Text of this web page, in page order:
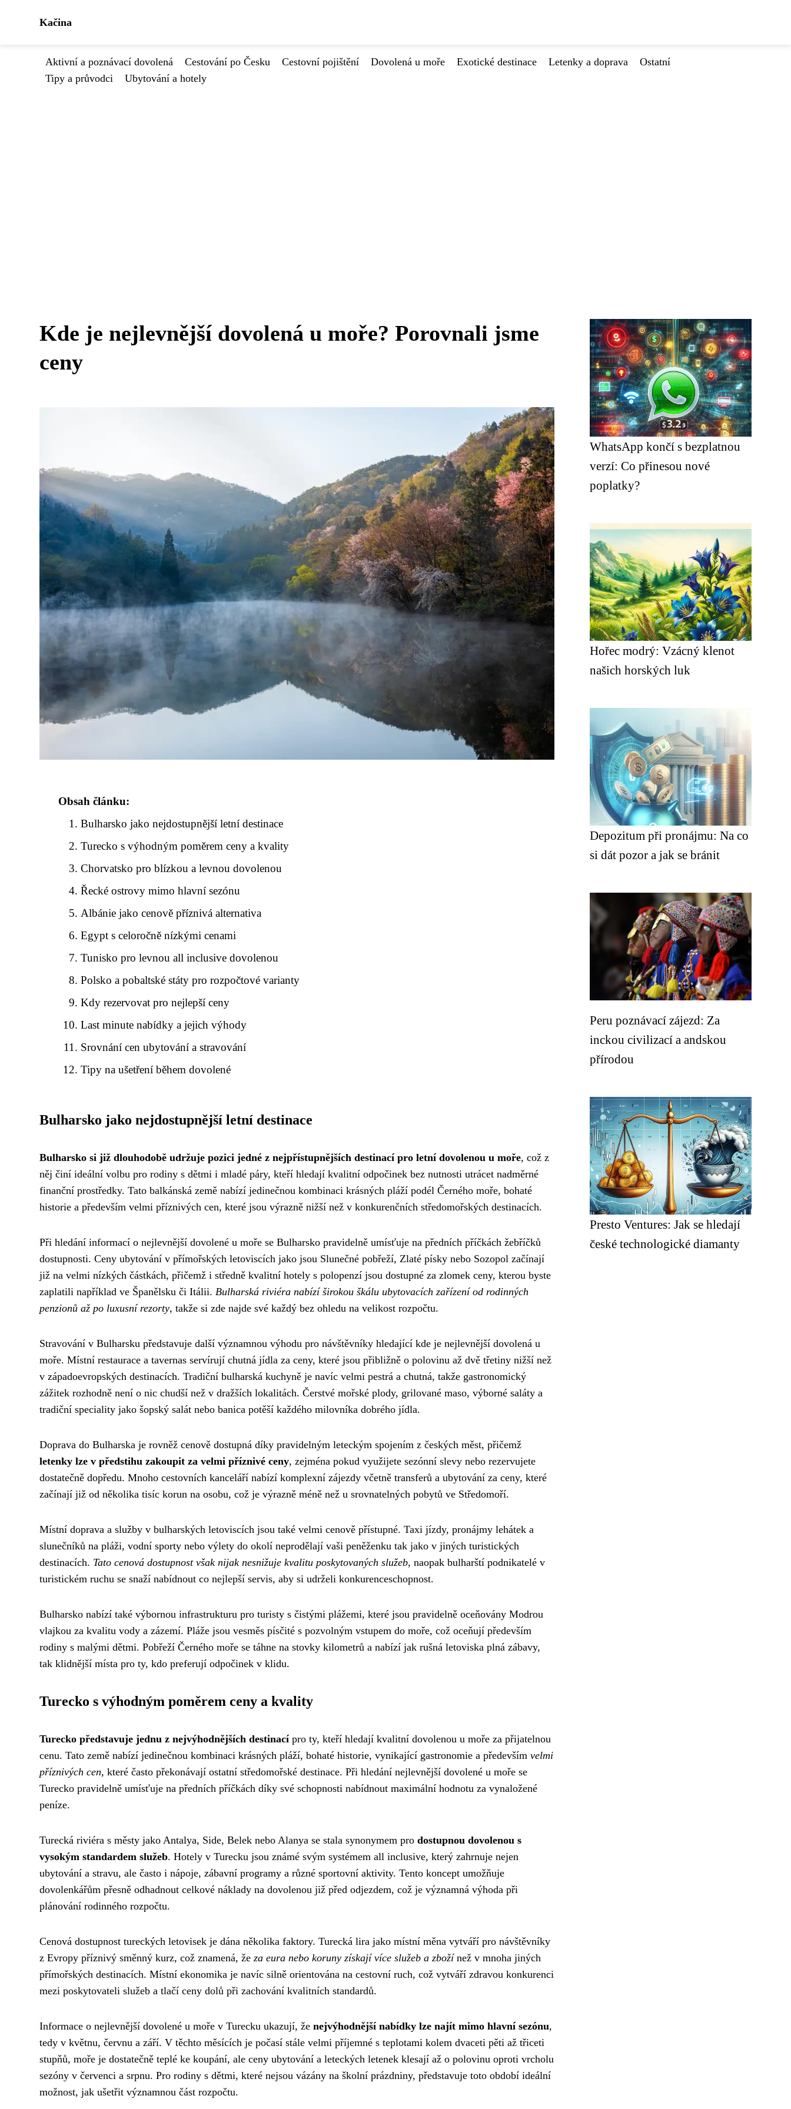
Kačina
Aktivní a poznávací dovolená Cestování po Česku Cestovní pojištění Dovolená u moře Exotické destinace Letenky a doprava
Ostatní
Tipy a průvodci
Ubytování a hotely
Kde je nejlevnější dovolená u moře? Porovnali jsme
ceny
Obsah článku:
Bulharsko jako nejdostupnější letní destinace
Turecko s výhodným poměrem ceny a kvality
Chorvatsko pro blízkou a levnou dovolenou
Řecké ostrovy mimo hlavní sezónu
Albánie jako cenově příznivá alternativa
Egypt s celoročně nízkými cenami
Tunisko pro levnou all inclusive dovolenou
Polsko a pobaltské státy pro rozpočtové varianty
Kdy rezervovat pro nejlepší ceny
Last minute nabídky a jejich výhody
Srovnání cen ubytování a stravování
Tipy na ušetření během dovolené
Bulharsko jako nejdostupnější letní destinace
Bulharsko si již dlouhodobě udržuje pozici jedné z nejpřístupnějších destinací pro letní dovolenou u moře, což z
něj činí ideální volbu pro rodiny s dětmi i mladé páry, kteří hledají kvalitní odpočinek bez nutnosti utrácet nadměrné
finanční prostředky. Tato balkánská země nabízí jedinečnou kombinaci krásných pláží podél Černého moře, bohaté
historie a především velmi příznivých cen, které jsou výrazně nižší než v konkurenčních středomořských destinacích.
Při hledání informací o nejlevnější dovolené u moře se Bulharsko pravidelně umísťuje na předních příčkách žebříčků
dostupnosti. Ceny ubytování v přímořských letoviscích jako jsou Slunečné pobřeží, Zlaté písky nebo Sozopol začínají
již na velmi nízkých částkách, přičemž i středně kvalitní hotely s polopenzí jsou dostupné za zlomek ceny, kterou byste
zaplatili například ve Španělsku či Itálii. Bulharská riviéra nabízí širokou škálu ubytovacích zařízení od rodinných
penzionů až po luxusní rezorty, takže si zde najde své každý bez ohledu na velikost rozpočtu.
Stravování v Bulharsku představuje další významnou výhodu pro návštěvníky hledající kde je nejlevnější dovolená u
moře. Místní restaurace a tavernas servírují chutná jídla za ceny, které jsou přibližně o polovinu až dvě třetiny nižší než
v západoevropských destinacích. Tradiční bulharská kuchyně je navíc velmi pestrá a chutná, takže gastronomický
zážitek rozhodně není o nic chudší než v dražších lokalitách. Čerstvé mořské plody, grilované maso, výborné saláty a
tradiční speciality jako šopský salát nebo banica potěší každého milovníka dobrého jídla.
Doprava do Bulharska je rovněž cenově dostupná díky pravidelným leteckým spojením z českých měst, přičemž
letenky lze v předstihu zakoupit za velmi příznivé ceny, zejména pokud využijete sezónní slevy nebo rezervujete
dostatečně dopředu. Mnoho cestovních kanceláří nabízí komplexní zájezdy včetně transferů a ubytování za ceny, které
začínají již od několika tisíc korun na osobu, což je výrazně méně než u srovnatelných pobytů ve Středomoří.
Místní doprava a služby v bulharských letoviscích jsou také velmi cenově přístupné. Taxi jízdy, pronájmy lehátek a
slunečníků na pláži, vodní sporty nebo výlety do okolí neprodělají vaši peněženku tak jako v jiných turistických
destinacích. Tato cenová dostupnost však nijak nesnižuje kvalitu poskytovaných služeb, naopak bulharští podnikatelé v
turistickém ruchu se snaží nabídnout co nejlepší servis, aby si udrželi konkurenceschopnost.
Bulharsko nabízí také výbornou infrastrukturu pro turisty s čistými plážemi, které jsou pravidelně oceňovány Modrou
vlajkou za kvalitu vody a zázemí. Pláže jsou vesměs písčité s pozvolným vstupem do moře, což oceňují především
rodiny s malými dětmi. Pobřeží Černého moře se táhne na stovky kilometrů a nabízí jak rušná letoviska plná zábavy,
tak klidnější místa pro ty, kdo preferují odpočinek v klidu.
Turecko s výhodným poměrem ceny a kvality
Turecko představuje jednu z nejvýhodnějších destinacípro ty, kteří hledají kvalitní dovolenou u moře za přijatelnou
cenu. Tato země nabízí jedinečnou kombinaci krásných pláží, bohaté historie, vynikající gastronomie a především velmi
příznivých cen, které často překonávají ostatní středomořské destinace. Při hledání nejlevnější dovolené u moře se
Turecko pravidelně umísťuje na předních příčkách díky své schopnosti nabídnout maximální hodnotu za vynaložené
peníze.
Turecká riviéra s městy jako Antalya, Side, Belek nebo Alanya se stala synonymem pro dostupnou dovolenou s
vysokým standardem služeb. Hotely v Turecku jsou známé svým systémem all inclusive, který zahrnuje nejen
ubytování a stravu, ale často i nápoje, zábavní programy a různé sportovní aktivity. Tento koncept umožňuje
dovolenkářům přesně odhadnout celkové náklady na dovolenou již před odjezdem, což je významná výhoda při
plánování rodinného rozpočtu.
Cenová dostupnost tureckých letovisek je dána několika faktory. Turecká lira jako místní měna vytváří pro návštěvníky
z Evropy příznivý směnný kurz, což znamená, že za eura nebo koruny získají více služeb a zbožínež v mnoha jiných
přímořských destinacích. Místní ekonomika je navíc silně orientována na cestovní ruch, což vytváří zdravou konkurenci
mezi poskytovateli služeb a tlačí ceny dolů při zachování kvalitních standardů.
Informace o nejlevnější dovolené u moře v Turecku ukazují, že nejvýhodnější nabídky lze najít mimo hlavní sezónu,
tedy v květnu, červnu a září. V těchto měsících je počasí stále velmi příjemné s teplotami kolem dvaceti pěti až třiceti
stupňů, moře je dostatečně teplé ke koupání, ale ceny ubytování a leteckých letenek klesají až o polovinu oproti vrcholu
sezóny v červenci a srpnu. Pro rodiny s dětmi, které nejsou vázány na školní prázdniny, představuje toto období ideální
možnost, jak ušetřit významnou část rozpočtu.
WhatsApp končí s bezplatnou
verzí: Co přinesou nové
poplatky?
Hořec modrý: Vzácný klenot
našich horských luk
Depozitum při pronájmu: Na co
si dát pozor a jak se bránit
Peru poznávací zájezd: Za
inckou civilizací a andskou
přírodou
Presto Ventures: Jak se hledají
české technologické diamanty